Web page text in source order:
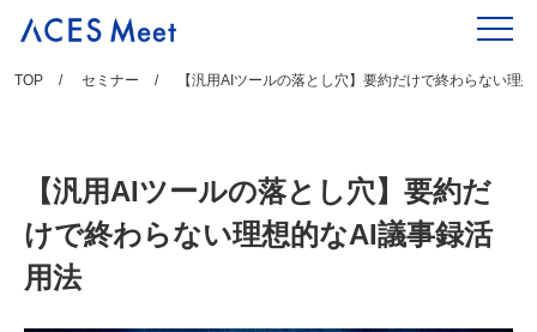
content
TOP セミナー 【汎用AIツールの落とし穴】要約だけで終わらない理
【汎用AIツールの落とし穴】要約だ
けで終わらない理想的なAI議事録活
用法